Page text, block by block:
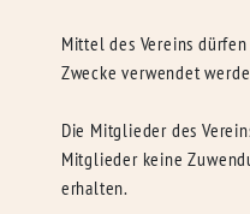
Mittel des Vereins
Zwecke verwendet
Die Mitglieder des
Mitglieder keine
erhalten.